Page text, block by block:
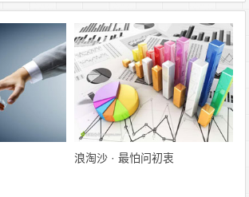
浪淘沙 · 最怕问初衷